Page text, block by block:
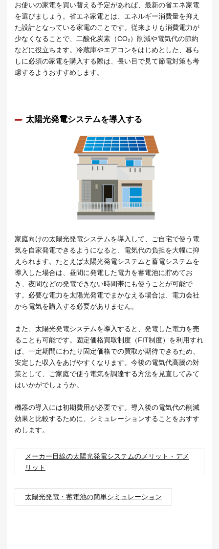
お使いの家電を買い替える予定があれば、最新の省エネ家電
を選びましょう。省エネ家電とは、エネルギー消費量を抑え
た設計となっている家電のことです。従来よりも消費電力が
少なくなることで、二酸化炭素（CO₂）削減や電気代の節約
などに役立ちます。冷蔵庫やエアコンをはじめとした、暮ら
しに必須の家電を購入する際は、長い目で見て節電対策も考
慮するようおすすめします。
太陽光発電システムを導入する
家庭向けの太陽光発電システムを導入して、ご自宅で使う電
気を自家発電できるようになると、電気代の負担を大幅に抑
えられます。たとえば太陽光発電システムと蓄電システムを
導入した場合は、昼間に発電した電力を蓄電池に貯めてお
き、夜間などの発電できない時間帯にも使うことが可能で
す。必要な電力を太陽光発電でまかなえる場合は、電力会社
から電気を購入する必要がありません。
また、太陽光発電システムを導入すると、発電した電力を売
ることも可能です。固定価格買取制度（FIT制度）を利用すれ
ば、一定期間にわたり固定価格での買取が期待できるため、
安定した収入をあげやすくなります。今後の電気代高騰の対
策として、ご家庭で使う電気を調達する方法を見直してみて
はいかがでしょうか。
機器の導入には初期費用が必要です。導入後の電気代の削減
効果と比較するために、シミュレーションすることをおすす
めします。
メーカー目線の太陽光発電システムのメリット・デメ
リット
太陽光発電・蓄電池の簡単シミュレーション